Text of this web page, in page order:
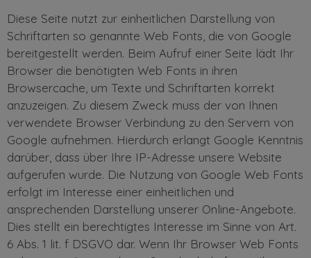
Diese Seite nutzt zur einheitlichen Darstellung von
Schriftarten so genannte Web Fonts, die von Google
bereitgestellt werden. Beim Aufruf einer Seite lädt Ihr
Browser die benötigten Web Fonts in ihren
Browsercache, um Texte und Schriftarten korrekt
anzuzeigen. Zu diesem Zweck muss der von Ihnen
verwendete Browser Verbindung zu den Servern von
Google aufnehmen. Hierdurch erlangt Google Kenntnis
darüber, dass über Ihre IP-Adresse unsere Website
aufgerufen wurde. Die Nutzung von Google Web Fonts
erfolgt im Interesse einer einheitlichen und
ansprechenden Darstellung unserer Online-Angebote.
Dies stellt ein berechtigtes Interesse im Sinne von Art.
6 Abs. 1 lit. f DSGVO dar. Wenn Ihr Browser Web Fonts